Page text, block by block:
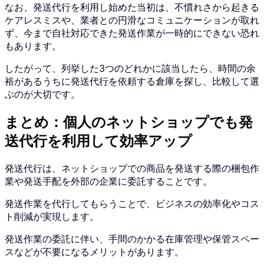
なお、発送代行を利用し始めた当初は、不慣れさから起きる
ケアレスミスや、業者との円滑なコミュニケーションが取れ
ず、今まで自社対応できた発送作業が一時的にできない恐れ
もあります。
したがって、列挙した3つのどれかに該当したら、時間の余
裕があるうちに発送代行を依頼する倉庫を探し、比較して選
ぶのが大切です。
まとめ：個人のネットショップでも発
送代行を利用して効率アップ
発送代行は、ネットショップでの商品を発送する際の梱包作
業や発送手配を外部の企業に委託することです。
発送作業を代行してもらうことで、ビジネスの効率化やコス
ト削減が実現します。
発送作業の委託に伴い、手間のかかる在庫管理や保管スペー
スなどが不要になるメリットがあります。